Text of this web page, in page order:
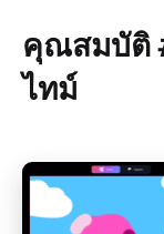
คุณสมบัติ
ไทม์